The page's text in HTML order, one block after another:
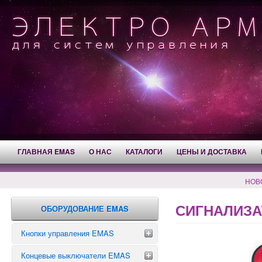
ГЛАВНАЯ EMAS О НАС КАТАЛОГИ ЦЕНЫ И ДОСТАВКА
ОБОРУДОВАНИЕ EMAS
Кнопки управления EMAS
Аварийные кнопки
Концевые выключатели EMAS